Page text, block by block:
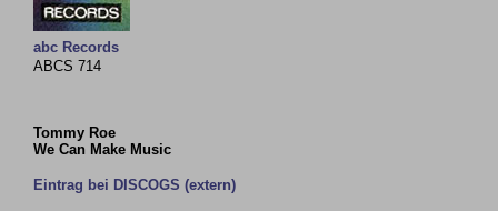
abc Records
ABCS 714
Tommy Roe
We Can Make Music
Eintrag bei DISCOGS (extern)